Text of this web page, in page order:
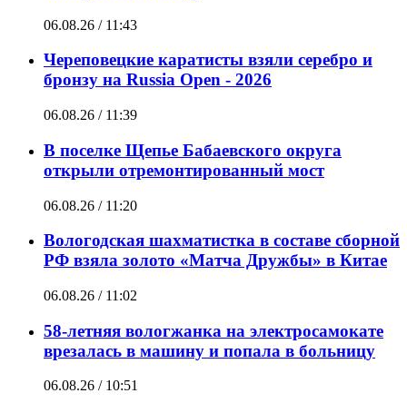
06.08.26 / 11:43
Череповецкие каратисты взяли серебро и
бронзу на Russia Open - 2026
06.08.26 / 11:39
В поселке Щепье Бабаевского округа
открыли отремонтированный мост
06.08.26 / 11:20
Вологодская шахматистка в составе сборной
РФ взяла золото «Матча Дружбы» в Китае
06.08.26 / 11:02
58-летняя вологжанка на электросамокате
врезалась в машину и попала в больницу
06.08.26 / 10:51